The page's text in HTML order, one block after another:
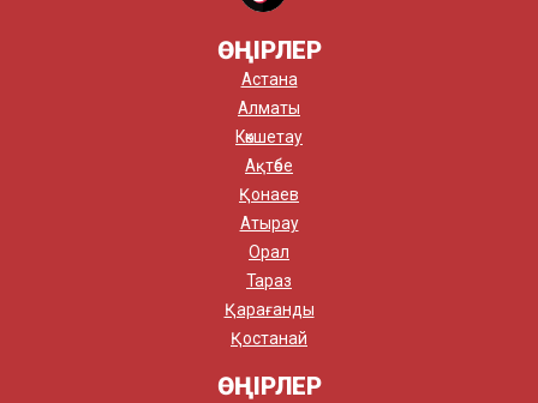
ӨҢІРЛЕР
Астана
Алматы
Көкшетау
Ақтөбе
Қонаев
Атырау
Орал
Тараз
Қарағанды
Қостанай
ӨҢІРЛЕР